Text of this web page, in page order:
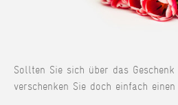
Sollten Sie sich über das
verschenken Sie doch einfach einen